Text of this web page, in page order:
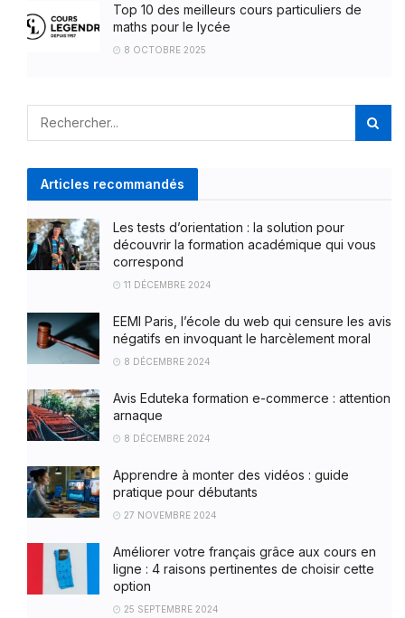
Top 10 des meilleurs cours particuliers de
maths pour le lycée
8 OCTOBRE 2025
Articles recommandés
Les tests d’orientation : la solution pour
découvrir la formation académique qui vous
correspond
11 DÉCEMBRE 2024
EEMI Paris, l’école du web qui censure les avis
négatifs en invoquant le harcèlement moral
8 DÉCEMBRE 2024
Avis Eduteka formation e-commerce : attention
arnaque
8 DÉCEMBRE 2024
Apprendre à monter des vidéos : guide
pratique pour débutants
27 NOVEMBRE 2024
Améliorer votre français grâce aux cours en
ligne : 4 raisons pertinentes de choisir cette
option
25 SEPTEMBRE 2024